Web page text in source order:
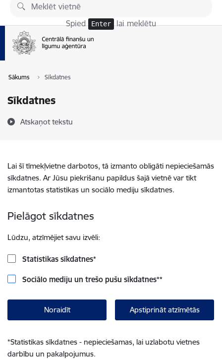
Pāriet uz lapas saturu
Spied Enter lai meklētu
Sākums Sīkdatnes
Sīkdatnes
Atskaņot tekstu
Lai šī tīmekļvietne darbotos, tā izmanto obligāti nepieciešamās
sīkdatnes. Ar Jūsu piekrišanu papildus šajā vietnē var tikt
izmantotas statistikas un sociālo mediju sīkdatnes.
Pielāgot sīkdatnes
Lūdzu, atzīmējiet savu izvēli:
Statistikas sīkdatnes*
Sociālo mediju un trešo pušu sīkdatnes**
Noraidīt Apstiprināt atzīmētās
*Statistikas sīkdatnes - nepieciešamas, lai uzlabotu vietnes
darbību un pakalpojumus.